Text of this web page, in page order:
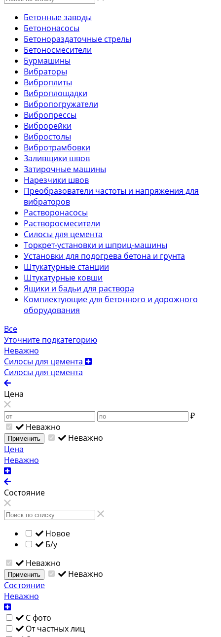
Бетонные заводы
Бетононасосы
Бетонораздаточные стрелы
Бетоносмесители
Бурмашины
Вибраторы
Виброплиты
Виброплощадки
Вибропогружатели
Вибропрессы
Виброрейки
Вибростолы
Вибротрамбовки
Заливщики швов
Затирочные машины
Нарезчики швов
Преобразователи частоты и напряжения для
вибраторов
Растворонасосы
Растворосмесители
Силосы для цемента
Торкрет-установки и шприц-машины
Установки для подогрева бетона и грунта
Штукатурные станции
Штукатурные ковши
Ящики и бадьи для раствора
Комплектующие для бетонного и дорожного
оборудования
Все
Уточните подкатегорию
Неважно
Силосы для цемента
Силосы для цемента
Цена
₽
Неважно
Применить
Неважно
Цена
Неважно
Состояние
Новое
Б/у
Неважно
Применить
Неважно
Состояние
Неважно
С фото
От частных лиц